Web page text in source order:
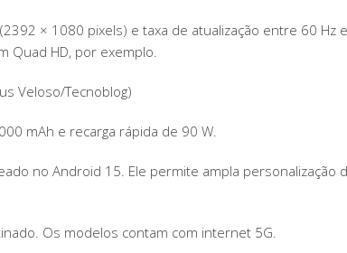
× 1080 pixels) e taxa de atualização entre 60
Quad HD, por exemplo.
Veloso/Tecnoblog)
mAh e recarga rápida de 90 W.
no Android 15. Ele permite ampla personalização
Os modelos contam com internet 5G.